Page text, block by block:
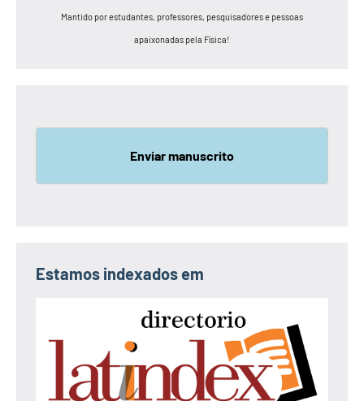
Mantido por estudantes, professores, pesquisadores e pessoas
apaixonadas pela Física!
Enviar manuscrito
Estamos indexados em